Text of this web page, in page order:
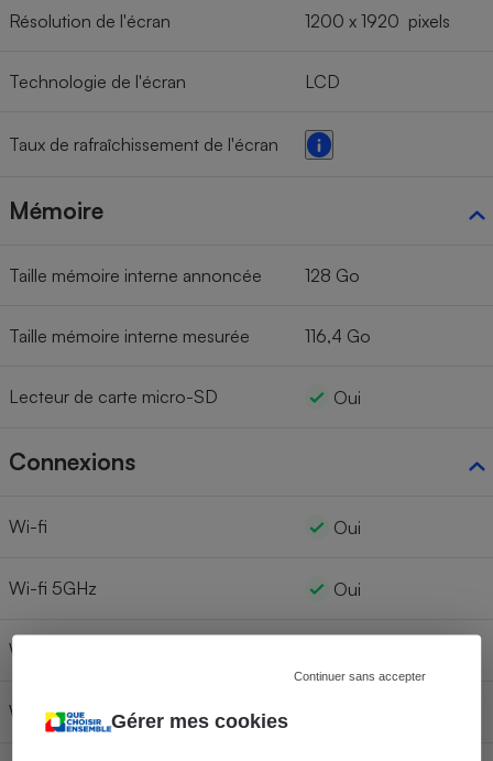
Gérer mes cookies
Continuer sans accepter
Résolution de l'écran 1200 x 1920 pixels
Technologie de l'écran LCD
Taux de rafraîchissement de l'écran
Mémoire
Taille mémoire interne annoncée 128 Go
Taille mémoire interne mesurée 116,4 Go
Lecteur de carte micro-SD Oui
Connexions
Wi-fi Oui
Wi-fi 5GHz Oui
Wi-fi AC
Wi-fi 6